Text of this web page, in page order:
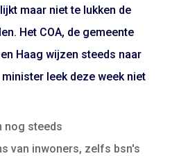
maar niet te lukken de
Het COA, de gemeente
Haag wijzen steeds naar
leek deze week niet
nog steeds
van inwoners, zelfs bsn's